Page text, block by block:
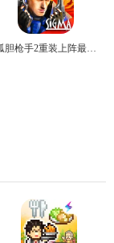
孤胆枪手2重装上阵最新版